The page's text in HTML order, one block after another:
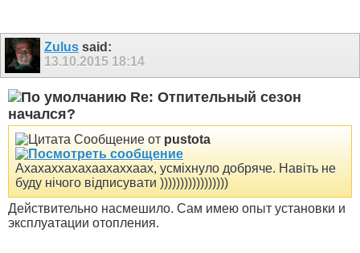
Zulus said:
13.10.2015 18:14
Re: Отпительный сезон
начался?
Сообщение от pustota
Ахахаххахахаахаххаах, усміхнуло добряче. Навіть не
буду нічого відписувати )))))))))))))))))
Действительно насмешило. Сам имею опыт установки и
эксплуатации отопления.